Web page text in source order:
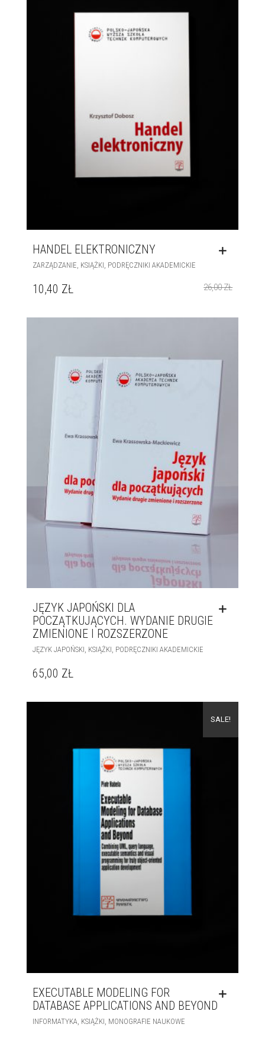
HANDEL ELEKTRONICZNY
ZARZĄDZANIE KSIĄŻKI PODRĘCZNIKI AKADEMICKIE
26,00ZŁ
10,40 ZŁ
JĘZYK JAPOŃSKI DLA
POCZĄTKUJĄCYCH. WYDANIE DRUGIE
ZMIENIONE I ROZSZERZONE
JĘZYK JAPOŃSKI, KSIĄŻKI, PODRĘCZNIKI AKADEMICKIE
65,00 ZŁ
SALE!
EXECUTABLE MODELING FOR
DATABASE APPLICATIONS AND BEYOND
INFORMATYKA KSIĄŻKI MONOGRAFIE NAUKOWE